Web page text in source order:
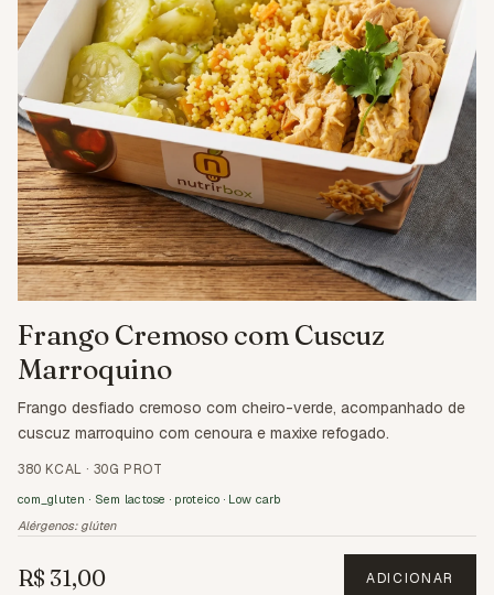
Frango Cremoso com Cuscuz
Marroquino
Frango desfiado cremoso com cheiro-verde, acompanhado de
cuscuz marroquino com cenoura e maxixe refogado.
380 KCAL · 30G PROT
com_gluten · Sem lactose · proteico · Low carb
Alérgenos: glúten
R$ 31,00 ADICIONAR